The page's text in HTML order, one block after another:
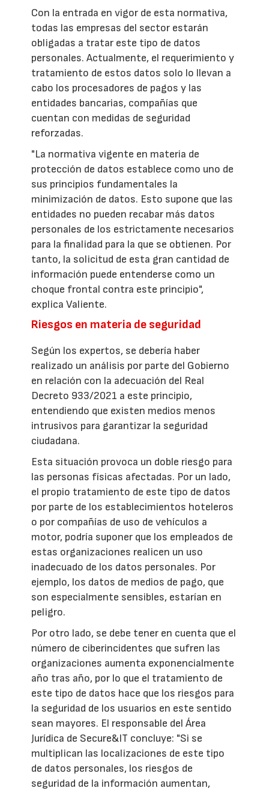
Con la entrada en vigor de esta normativa,
todas las empresas del sector estarán
obligadas a tratar este tipo de datos
personales. Actualmente, el requerimiento y
tratamiento de estos datos solo lo llevan a
cabo los procesadores de pagos y las
entidades bancarias, compañías que
cuentan con medidas de seguridad
reforzadas.
"La normativa vigente en materia de
protección de datos establece como uno de
sus principios fundamentales la
minimización de datos. Esto supone que las
entidades no pueden recabar más datos
personales de los estrictamente necesarios
para la finalidad para la que se obtienen. Por
tanto, la solicitud de esta gran cantidad de
información puede entenderse como un
choque frontal contra este principio",
explica Valiente.
Riesgos en materia de seguridad
Según los expertos, se debería haber
realizado un análisis por parte del Gobierno
en relación con la adecuación del Real
Decreto 933/2021 a este principio,
entendiendo que existen medios menos
intrusivos para garantizar la seguridad
ciudadana.
Esta situación provoca un doble riesgo para
las personas físicas afectadas. Por un lado,
el propio tratamiento de este tipo de datos
por parte de los establecimientos hoteleros
o por compañías de uso de vehículos a
motor, podría suponer que los empleados de
estas organizaciones realicen un uso
inadecuado de los datos personales. Por
ejemplo, los datos de medios de pago, que
son especialmente sensibles, estarían en
peligro.
Por otro lado, se debe tener en cuenta que el
número de ciberincidentes que sufren las
organizaciones aumenta exponencialmente
año tras año, por lo que el tratamiento de
este tipo de datos hace que los riesgos para
la seguridad de los usuarios en este sentido
sean mayores. El responsable del Área
Jurídica de Secure&IT concluye: "Si se
multiplican las localizaciones de este tipo
de datos personales, los riesgos de
seguridad de la información aumentan,